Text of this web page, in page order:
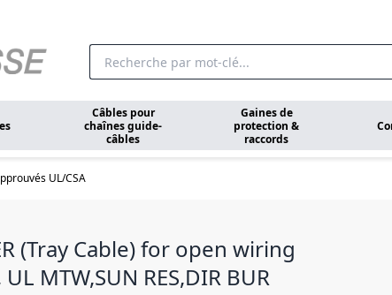
Câbles pour
chaînes guide-
câbles
Gaines de
protection &
raccords
UL/CSA
(Tray Cable) for open wiring
MTW,SUN RES,DIR BUR